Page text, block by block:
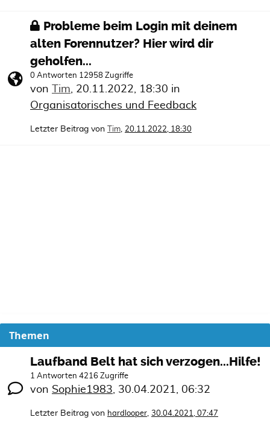
Probleme beim Login mit deinem
alten Forennutzer? Hier wird dir
geholfen...
0 Antworten 12958 Zugriffe
von Tim, 20.11.2022, 18:30 in
Organisatorisches und Feedback
Letzter Beitrag von Tim, 20.11.2022, 18:30
Themen
Laufband Belt hat sich verzogen...Hilfe!
1 Antworten 4216 Zugriffe
von Sophie1983, 30.04.2021, 06:32
Letzter Beitrag von hardlooper, 30.04.2021, 07:47